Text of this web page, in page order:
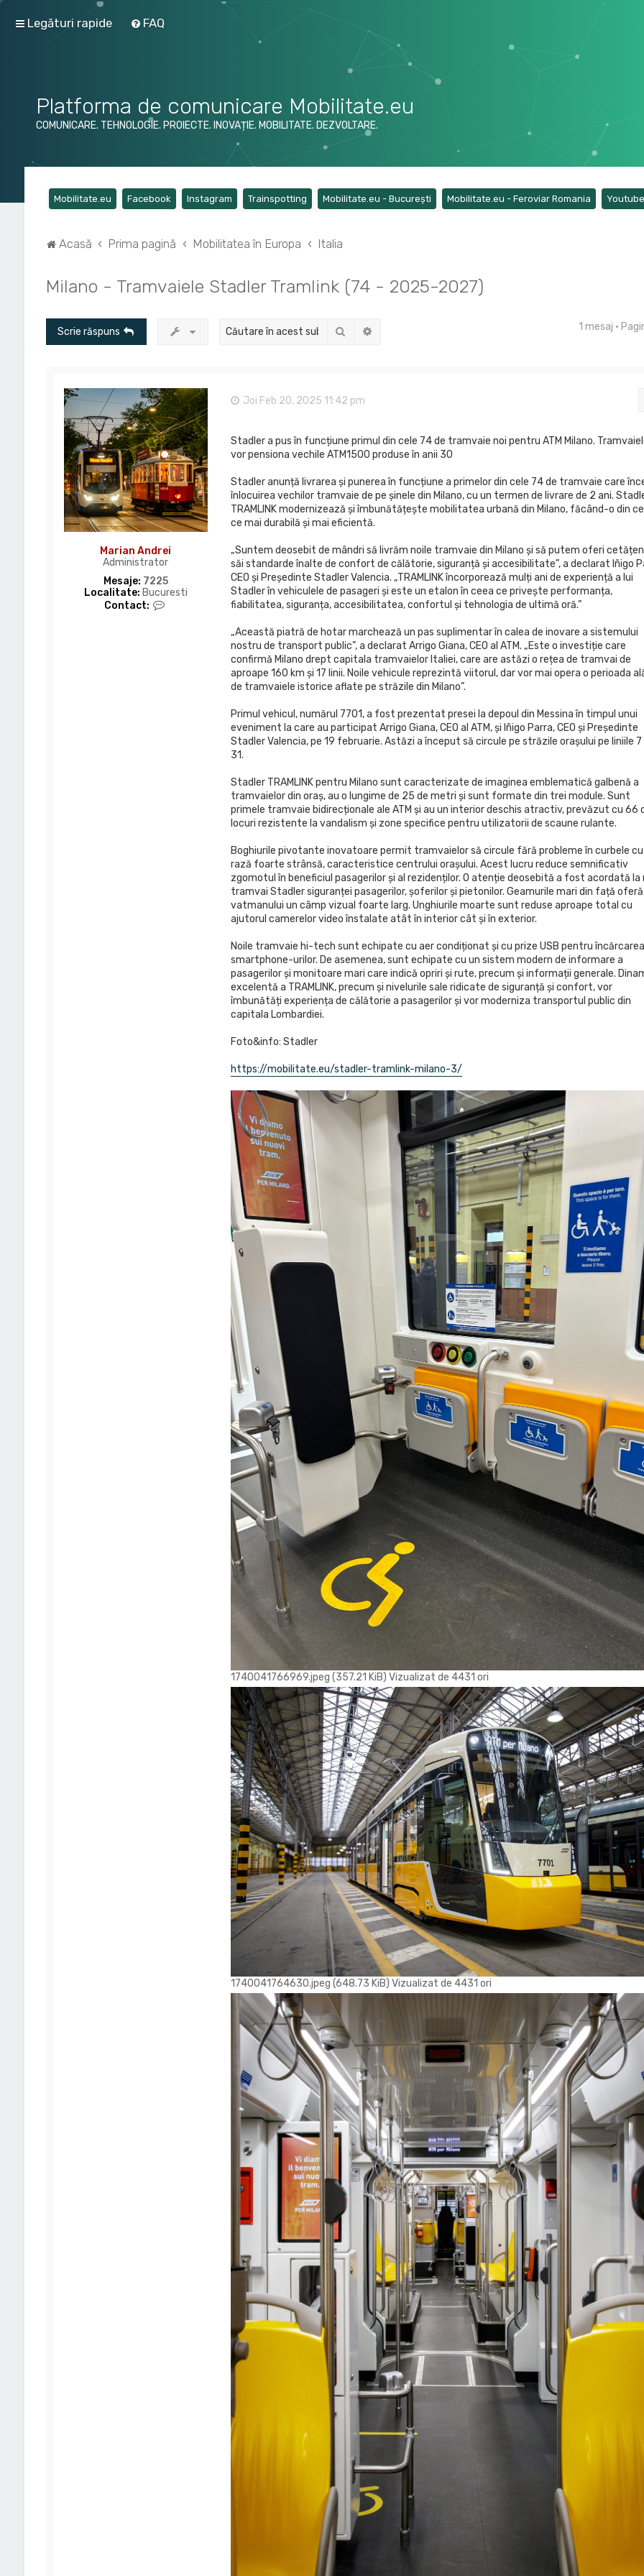
Legături rapide FAQ
Platforma de comunicare Mobilitate.eu
COMUNICARE. TEHNOLOGIE. PROIECTE. INOVAȚIE. MOBILITATE. DEZVOLTARE.
Mobilitate.eu(Opens a new tab)
Facebook(Opens a new tab)
Instagram(Opens a new tab)
Trainspotting(Opens a new tab)
Mobilitate.eu - București(Opens a new tab)
Mobilitate.eu - Feroviar Romania(Opens a
Youtube
Acasă Prima pagină Mobilitatea în Europa Italia
Milano - Tramvaiele Stadler Tramlink (74 - 2025-2027)
Scrie răspuns Căutare 1 mesaj •
Marian Andrei
Administrator
Mesaje: 7225
Localitate: Bucuresti
Contact:
Joi Feb 20, 2025 11:42 pm
Stadler a pus în funcțiune primul din cele 74 de tramvaie noi pentru ATM Milano.
vor pensiona vechile ATM1500 produse în anii 30
Stadler anunță livrarea și punerea în funcțiune a primelor din cele 74 de tramvaie care
înlocuirea vechilor tramvaie de pe șinele din Milano, cu un termen de livrare de 2 ani.
TRAMLINK modernizează și îmbunătățește mobilitatea urbană din Milano, făcând-o din
ce mai durabilă și mai eficientă.
„Suntem deosebit de mândri să livrăm noile tramvaie din Milano și să putem oferi
săi standarde înalte de confort de călătorie, siguranță și accesibilitate”, a declarat Iñigo
CEO și Președinte Stadler Valencia. „TRAMLINK încorporează mulți ani de experiență a lui
Stadler în vehiculele de pasageri și este un etalon în ceea ce privește performanța,
fiabilitatea, siguranța, accesibilitatea, confortul și tehnologia de ultimă oră.”
„Această piatră de hotar marchează un pas suplimentar în calea de inovare a sistemului
nostru de transport public”, a declarat Arrigo Giana, CEO al ATM. „Este o investiție care
confirmă Milano drept capitala tramvaielor Italiei, care are astăzi o rețea de tramvai de
aproape 160 km și 17 linii. Noile vehicule reprezintă viitorul, dar vor mai opera o perioada
de tramvaiele istorice aflate pe străzile din Milano”.
Primul vehicul, numărul 7701, a fost prezentat presei la depoul din Messina în timpul unui
eveniment la care au participat Arrigo Giana, CEO al ATM, și Iñigo Parra, CEO și Președinte
Stadler Valencia, pe 19 februarie. Astăzi a început să circule pe străzile orașului pe liniile 7
31.
Stadler TRAMLINK pentru Milano sunt caracterizate de imaginea emblematică galbenă a
tramvaielor din oraș, au o lungime de 25 de metri și sunt formate din trei module. Sunt
primele tramvaie bidirecționale ale ATM și au un interior deschis atractiv, prevăzut cu 66
locuri rezistente la vandalism și zone specifice pentru utilizatorii de scaune rulante.
Boghiurile pivotante inovatoare permit tramvaielor să circule fără probleme în curbele cu
rază foarte strânsă, caracteristice centrului orașului. Acest lucru reduce semnificativ
zgomotul în beneficiul pasagerilor și al rezidenților. O atenție deosebită a fost acordată la
tramvai Stadler siguranței pasagerilor, șoferilor și pietonilor. Geamurile mari din față oferă
vatmanului un câmp vizual foarte larg. Unghiurile moarte sunt reduse aproape total cu
ajutorul camerelor video înstalate atât în interior cât și în exterior.
Noile tramvaie hi-tech sunt echipate cu aer condiționat și cu prize USB pentru încărcarea
smartphone-urilor. De asemenea, sunt echipate cu un sistem modern de informare a
pasagerilor și monitoare mari care indică opriri și rute, precum și informații generale.
excelentă a TRAMLINK, precum și nivelurile sale ridicate de siguranță și confort, vor
îmbunătăți experiența de călătorie a pasagerilor și vor moderniza transportul public din
capitala Lombardiei.
Foto&info: Stadler
https://mobilitate.eu/stadler-tramlink-milano-3/
1740041766969.jpeg (357.21 KiB) Vizualizat de 4431 ori
1740041764630.jpeg (648.73 KiB) Vizualizat de 4431 ori